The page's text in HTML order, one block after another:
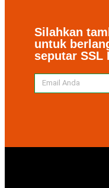
Silahkan
untuk
seputar SSL